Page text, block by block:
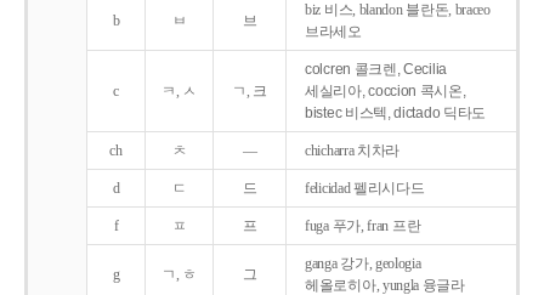
b ㅂ 브
biz 비스, blandon 블란돈, braceo
브라세오
c ㅋ, ㅅ ㄱ, 크
colcren 콜크렌, Cecilia
세실리아, coccion 콕시온,
bistec 비스텍, dictado 딕타도
ch ㅊ ― chicharra 치차라
d ㄷ 드 felicidad 펠리시다드
f ㅍ 프 fuga 푸가, fran 프란
g ㄱ, ㅎ 그
ganga 강가, geologia
헤올로히아, yungla 융글라